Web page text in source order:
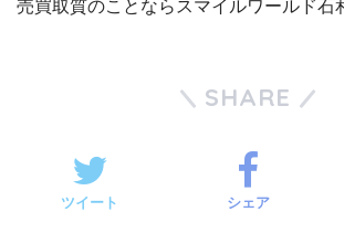
SHARE
ツイート シェア